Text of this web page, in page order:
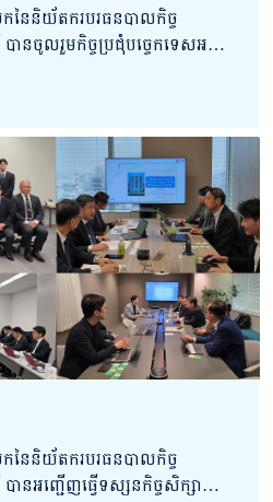
នៃនិយ័តករបរធនបាលកិច្ច
ចូលរួមកិច្ចប្រជុំបច្ចេកទេសអន្តរ
ញវត្ថុមិនមែនធនាគារ (អ.ស.ហ.)
នៃនិយ័តករបរធនបាលកិច្ច
អញ្ជើញធ្វើទស្សនកិច្ចសិក្សា